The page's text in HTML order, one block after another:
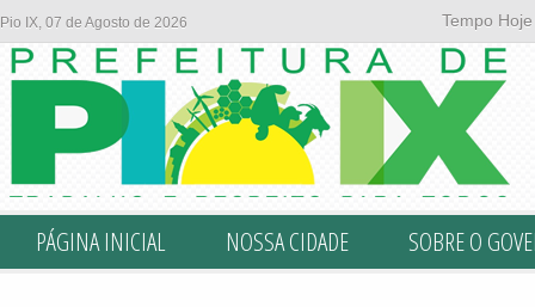
Pio IX, 07 de Agosto de 2026 Tempo
PÁGINA INICIAL NOSSA CIDADE SOBRE O